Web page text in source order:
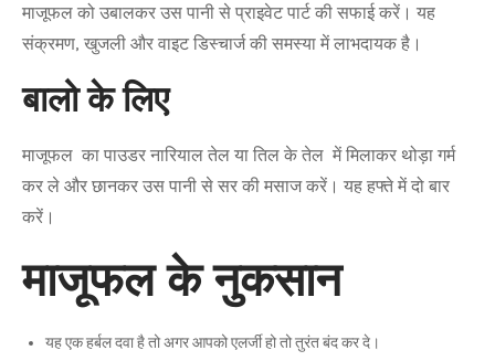
माजूफल को उबालकर उस पानी से प्राइवेट पार्ट की सफाई करें। यह
संक्रमण, खुजली और वाइट डिस्चार्ज की समस्या में लाभदायक है।
बालो के लिए
माजूफल का पाउडर नारियाल तेल या तिल के तेल में मिलाकर थोड़ा गर्म
कर ले और छानकर उस पानी से सर की मसाज करें। यह हफ्ते में दो बार
करें।
माजूफल के नुकसान
यह एक हर्बल दवा है तो अगर आपको एलर्जी हो तो तुरंत बंद कर दे।